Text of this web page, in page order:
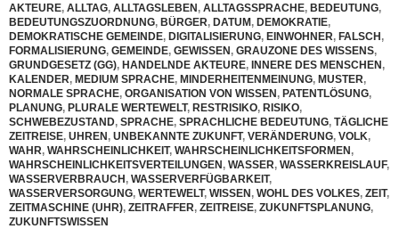
AKTEURE, ALLTAG, ALLTAGSLEBEN, ALLTAGSSPRACHE, BEDEUTUNG,
BEDEUTUNGSZUORDNUNG, BÜRGER, DATUM, DEMOKRATIE,
DEMOKRATISCHE GEMEINDE, DIGITALISIERUNG, EINWOHNER, FALSCH,
FORMALISIERUNG, GEMEINDE, GEWISSEN, GRAUZONE DES WISSENS,
GRUNDGESETZ (GG), HANDELNDE AKTEURE, INNERE DES MENSCHEN,
KALENDER, MEDIUM SPRACHE, MINDERHEITENMEINUNG, MUSTER,
NORMALE SPRACHE, ORGANISATION VON WISSEN, PATENTLÖSUNG,
PLANUNG, PLURALE WERTEWELT, RESTRISIKO, RISIKO,
SCHWEBEZUSTAND, SPRACHE, SPRACHLICHE BEDEUTUNG, TÄGLICHE
ZEITREISE, UHREN, UNBEKANNTE ZUKUNFT, VERÄNDERUNG, VOLK,
WAHR, WAHRSCHEINLICHKEIT, WAHRSCHEINLICHKEITSFORMEN,
WAHRSCHEINLICHKEITSVERTEILUNGEN, WASSER, WASSERKREISLAUF,
WASSERVERBRAUCH, WASSERVERFÜGBARKEIT,
WASSERVERSORGUNG, WERTEWELT, WISSEN, WOHL DES VOLKES, ZEIT,
ZEITMASCHINE (UHR), ZEITRAFFER, ZEITREISE, ZUKUNFTSPLANUNG,
ZUKUNFTSWISSEN